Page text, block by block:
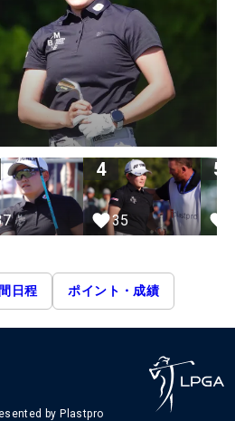
4
35
5
日程 ポイント・成績
by Plastpro